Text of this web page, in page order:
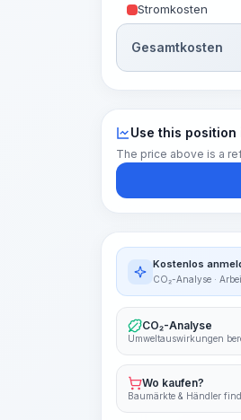
Stromkosten
Gesamtkosten
Use this
The price above is a
Kostenlos
CO₂-Analyse ·
CO₂-Analyse
Umweltauswirkungen
Wo kaufen?
Baumärkte & Händler